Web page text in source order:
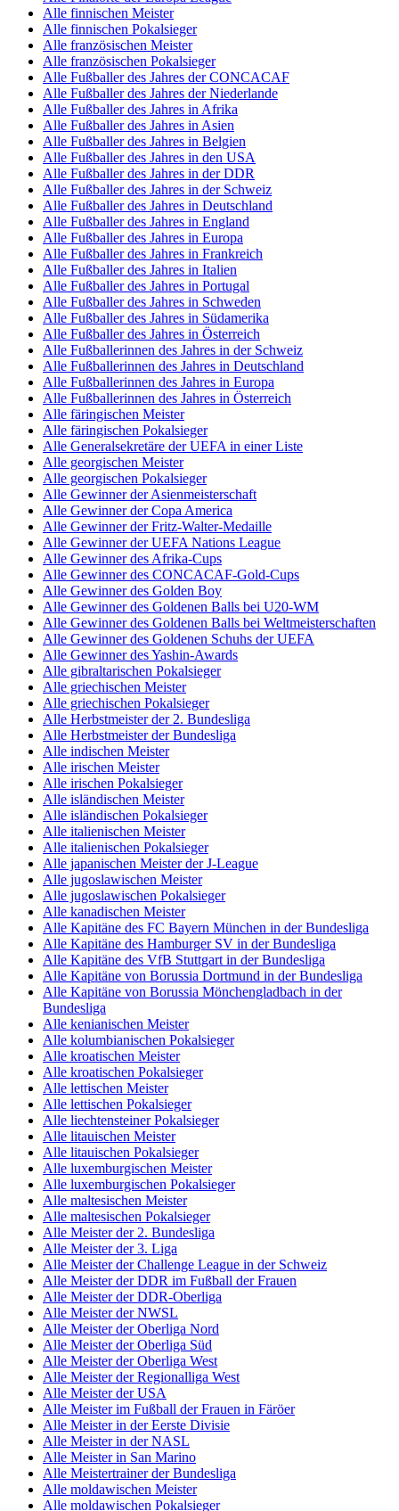
Alle finnischen Meister
Alle finnischen Pokalsieger
Alle französischen Meister
Alle französischen Pokalsieger
Alle Fußballer des Jahres der CONCACAF
Alle Fußballer des Jahres der Niederlande
Alle Fußballer des Jahres in Afrika
Alle Fußballer des Jahres in Asien
Alle Fußballer des Jahres in Belgien
Alle Fußballer des Jahres in den USA
Alle Fußballer des Jahres in der DDR
Alle Fußballer des Jahres in der Schweiz
Alle Fußballer des Jahres in Deutschland
Alle Fußballer des Jahres in England
Alle Fußballer des Jahres in Europa
Alle Fußballer des Jahres in Frankreich
Alle Fußballer des Jahres in Italien
Alle Fußballer des Jahres in Portugal
Alle Fußballer des Jahres in Schweden
Alle Fußballer des Jahres in Südamerika
Alle Fußballer des Jahres in Österreich
Alle Fußballerinnen des Jahres in der Schweiz
Alle Fußballerinnen des Jahres in Deutschland
Alle Fußballerinnen des Jahres in Europa
Alle Fußballerinnen des Jahres in Österreich
Alle färingischen Meister
Alle färingischen Pokalsieger
Alle Generalsekretäre der UEFA in einer Liste
Alle georgischen Meister
Alle georgischen Pokalsieger
Alle Gewinner der Asienmeisterschaft
Alle Gewinner der Copa America
Alle Gewinner der Fritz-Walter-Medaille
Alle Gewinner der UEFA Nations League
Alle Gewinner des Afrika-Cups
Alle Gewinner des CONCACAF-Gold-Cups
Alle Gewinner des Golden Boy
Alle Gewinner des Goldenen Balls bei U20-WM
Alle Gewinner des Goldenen Balls bei Weltmeisterschaften
Alle Gewinner des Goldenen Schuhs der UEFA
Alle Gewinner des Yashin-Awards
Alle gibraltarischen Pokalsieger
Alle griechischen Meister
Alle griechischen Pokalsieger
Alle Herbstmeister der 2. Bundesliga
Alle Herbstmeister der Bundesliga
Alle indischen Meister
Alle irischen Meister
Alle irischen Pokalsieger
Alle isländischen Meister
Alle isländischen Pokalsieger
Alle italienischen Meister
Alle italienischen Pokalsieger
Alle japanischen Meister der J-League
Alle jugoslawischen Meister
Alle jugoslawischen Pokalsieger
Alle kanadischen Meister
Alle Kapitäne des FC Bayern München in der Bundesliga
Alle Kapitäne des Hamburger SV in der Bundesliga
Alle Kapitäne des VfB Stuttgart in der Bundesliga
Alle Kapitäne von Borussia Dortmund in der Bundesliga
Alle Kapitäne von Borussia Mönchengladbach in der
Bundesliga
Alle kenianischen Meister
Alle kolumbianischen Pokalsieger
Alle kroatischen Meister
Alle kroatischen Pokalsieger
Alle lettischen Meister
Alle lettischen Pokalsieger
Alle liechtensteiner Pokalsieger
Alle litauischen Meister
Alle litauischen Pokalsieger
Alle luxemburgischen Meister
Alle luxemburgischen Pokalsieger
Alle maltesischen Meister
Alle maltesischen Pokalsieger
Alle Meister der 2. Bundesliga
Alle Meister der 3. Liga
Alle Meister der Challenge League in der Schweiz
Alle Meister der DDR im Fußball der Frauen
Alle Meister der DDR-Oberliga
Alle Meister der NWSL
Alle Meister der Oberliga Nord
Alle Meister der Oberliga Süd
Alle Meister der Oberliga West
Alle Meister der Regionalliga West
Alle Meister der USA
Alle Meister im Fußball der Frauen in Färöer
Alle Meister in der Eerste Divisie
Alle Meister in der NASL
Alle Meister in San Marino
Alle Meistertrainer der Bundesliga
Alle moldawischen Meister
Alle moldawischen Pokalsieger